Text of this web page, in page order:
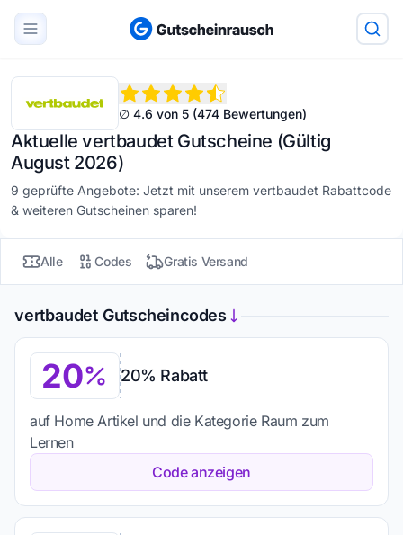
∅ 4.6 von 5 (474 Bewertungen)
Aktuelle vertbaudet Gutscheine (Gültig
August 2026)
9 geprüfte Angebote: Jetzt mit unserem vertbaudet Rabattcode
& weiteren Gutscheinen sparen!
Alle Codes Gratis Versand
vertbaudet Gutscheincodes
20 20% Rabatt
auf Home Artikel und die Kategorie Raum zum
Lernen
Code anzeigen